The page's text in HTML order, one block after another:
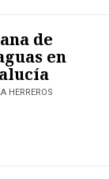
de
en
HERREROS